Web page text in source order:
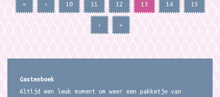
« ‹ 10 11 12 13 14 15
› »
Gastenboek
Altijd een leuk moment om weer een pakketje van